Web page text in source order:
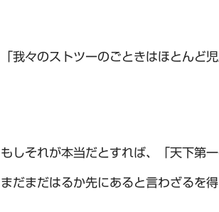
「我々のストツーのごときはほとんど児
もしそれが本当だとすれば、「天下第
まだまだはるか先にあると言わざるを得